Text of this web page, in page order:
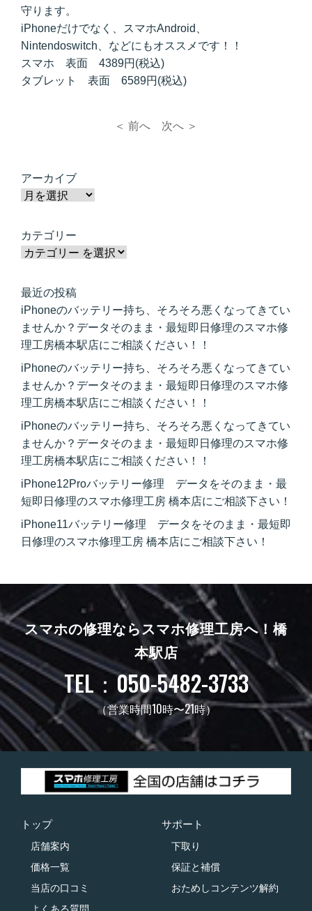
守ります。
iPhoneだけでなく、スマホAndroid、
Nintendoswitch、などにもオススメです！！
スマホ 表面 4389円(税込)
タブレット 表面 6589円(税込)
＜ 前へ 次へ ＞
アーカイブ
カテゴリー
最近の投稿
iPhoneのバッテリー持ち、そろそろ悪くなってきてい
ませんか？データそのまま・最短即日修理のスマホ修
理工房橋本駅店にご相談ください！！
iPhoneのバッテリー持ち、そろそろ悪くなってきてい
ませんか？データそのまま・最短即日修理のスマホ修
理工房橋本駅店にご相談ください！！
iPhoneのバッテリー持ち、そろそろ悪くなってきてい
ませんか？データそのまま・最短即日修理のスマホ修
理工房橋本駅店にご相談ください！！
iPhone12Proバッテリー修理 データをそのまま・最
短即日修理のスマホ修理工房 橋本店にご相談下さい！
iPhone11バッテリー修理 データをそのまま・最短即
日修理のスマホ修理工房 橋本店にご相談下さい！
スマホの修理ならスマホ修理工房へ！ 橋
本駅店
TEL：050-5482-3733
（営業時間10時〜21時）
トップ
店舗案内
価格一覧
当店の口コミ
サポート
下取り
保証と補償
おためしコンテンツ解約